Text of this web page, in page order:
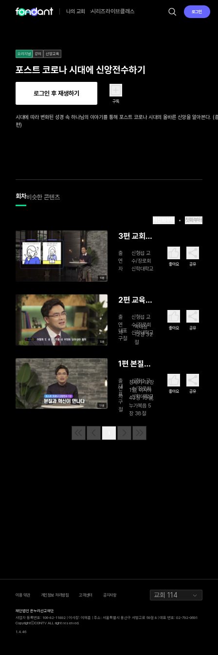
나의 교회 시리즈라이브클래스 로그인
오리지널 강의 신앙교육
포스트 코로나 시대에 신앙전수하기
로그인 후 재생하기
구독
시대에 따라 변화된 성경 속 하나님의 이야기를 통해 포스트 코로나 시대의 올바른 신앙을 알아본다. (
편)
회차비슷한 콘텐츠
첫화부터
10분
3편 교회학
시 디자인
하기 (완)
출
연
자
신형섭 교
수/장로회
신학대학교
좋아요 공유
12분
2편 교육목
line 하라!
출
연
자
신형섭 교
수/장로회
신학대학교
대표
구절
역대상
12장 32
절
좋아요 공유
13분
1편 본질과
나다
출
연
자
신형섭 교
수/장로회
신학대학교
대
표
구
절
창세기 12장
1절, 이사야
43장 19절,
누가복음 5
장 38절
좋아요 공유
이용 약관 개인정보 처리방침 고객센터 공지사항 교회 114
재단법인 온누리선교재단
사업자 등록번호: 106-82-11892 | 이사장: 이재훈 | 주소: 서울특별시 용산구 서빙고로 59길 8 | 대표 번호: 02-792-0691
CopyrightⓒCGNTV ALL right reserved.
1.4.46